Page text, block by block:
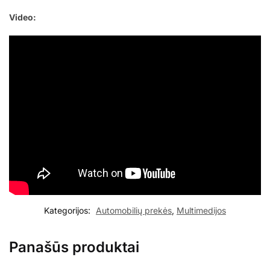
Video:
Kategorijos: Automobilių prekės, Multimedijos
Panašūs produktai